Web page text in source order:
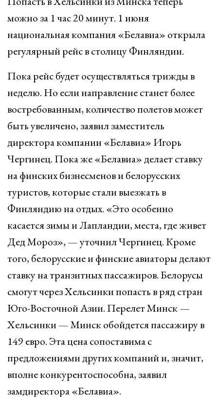
можно за 1 час 20 минут. 1 июня
национальная компания «Белавиа» открыла
регулярный рейс в столицу Финляндии.
Пока рейс будет осуществляться трижды в
неделю. Но если направление станет более
востребованным, количество полетов может
быть увеличено, заявил заместитель
директора компании «Белавиа» Игорь
Чергинец. Пока же «Белавиа» делает ставку
на финских бизнесменов и белорусских
туристов, которые стали выезжать в
Финляндию на отдых. «Это особенно
касается зимы и Лапландии, места, где живет
Дед Мороз», — уточнил Чергинец. Кроме
того, белорусские и финские авиаторы делают
ставку на транзитных пассажиров. Белорусы
смогут через Хельсинки попасть в ряд стран
Юго-Восточной Азии. Перелет Минск —
Хельсинки — Минск обойдется пассажиру в
149 евро. Эта цена сопоставима с
предложениями других компаний и, значит,
вполне конкурентоспособна, заявил
замдиректора «Белавиа».